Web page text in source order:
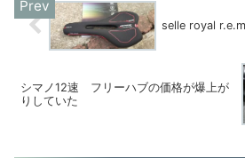
selle royal
シマノ12速 フリーハブの価格が爆上が
りしていた